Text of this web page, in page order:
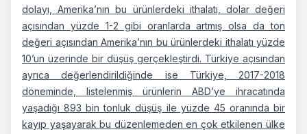
dolayı, Amerika’nın bu ürünlerdeki ithalatı, dolar değeri
açısından yüzde 1-2 gibi oranlarda artmış olsa da ton
değeri açısından Amerika’nın bu ürünlerdeki ithalatı yüzde
10’un üzerinde bir düşüş gerçekleştirdi. Türkiye açısından
ayrıca değerlendirildiğinde ise Türkiye, 2017-2018
döneminde, listelenmiş ürünlerin ABD’ye ihracatında
yaşadığı 893 bin tonluk düşüş ile yüzde 45 oranında bir
kayıp yaşayarak bu düzenlemeden en çok etkilenen ülke